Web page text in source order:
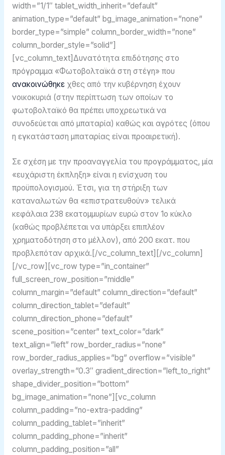
width=”1/1″ tablet_width_inherit=”default”
animation_type=”default” bg_image_animation=”none”
border_type=”simple” column_border_width=”none”
column_border_style=”solid”]
[vc_column_text]Δυνατότητα επιδότησης στο
πρόγραμμα «Φωτοβολταϊκά στη στέγη» που
ανακοινώθηκε χθες από την κυβέρνηση έχουν
νοικοκυριά (στην περίπτωση των οποίων το
φωτοβολταϊκό θα πρέπει υποχρεωτικά να
συνοδεύεται από μπαταρία) καθώς και αγρότες (όπου
η εγκατάσταση μπαταρίας είναι προαιρετική).
Σε σχέση με την προαναγγελία του προγράμματος, μία
«ευχάριστη έκπληξη» είναι η ενίσχυση του
προϋπολογισμού. Έτσι, για τη στήριξη των
καταναλωτών θα «επιστρατευθούν» τελικά
κεφάλαια 238 εκατομμυρίων ευρώ στον 1ο κύκλο
(καθώς προβλέπεται να υπάρξει επιπλέον
χρηματοδότηση στο μέλλον), από 200 εκατ. που
προβλεπόταν αρχικά.[/vc_column_text][/vc_column]
[/vc_row][vc_row type=”in_container”
full_screen_row_position=”middle”
column_margin=”default” column_direction=”default”
column_direction_tablet=”default”
column_direction_phone=”default”
scene_position=”center” text_color=”dark”
text_align=”left” row_border_radius=”none”
row_border_radius_applies=”bg” overflow=”visible”
overlay_strength=”0.3″ gradient_direction=”left_to_right”
shape_divider_position=”bottom”
bg_image_animation=”none”][vc_column
column_padding=”no-extra-padding”
column_padding_tablet=”inherit”
column_padding_phone=”inherit”
column_padding_position=”all”